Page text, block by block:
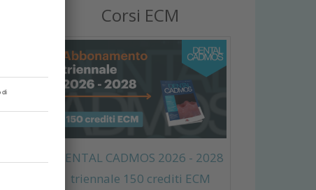
Corsi ECM
DENTAL CADMOS 2026 - 2028
triennale 150 crediti ECM